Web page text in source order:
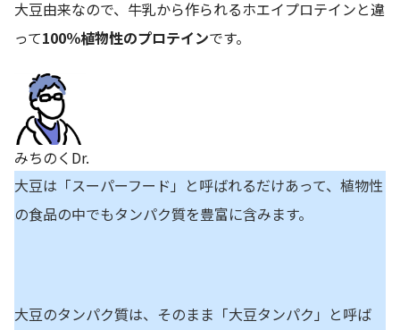
大豆由来なので、牛乳から作られるホエイプロテインと違
って100％植物性のプロテインです。
みちのくDr.
大豆は「スーパーフード」と呼ばれるだけあって、植物性
の食品の中でもタンパク質を豊富に含みます。
大豆のタンパク質は、そのまま「大豆タンパク」と呼ば